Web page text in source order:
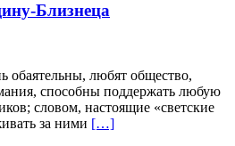
Близнеца
любят общество,
способны поддержать любую
словом, настоящие «светские
за ними […]